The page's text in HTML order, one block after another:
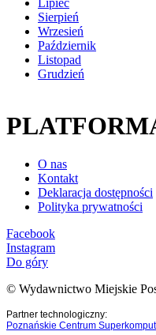
Lipiec
Sierpień
Wrzesień
Październik
Listopad
Grudzień
O nas
Kontakt
Deklaracja dostępności
Polityka prywatności
Facebook
Instagram
Do góry
© Wydawnictwo Miejskie
Partner technologiczny:
Poznańskie Centrum